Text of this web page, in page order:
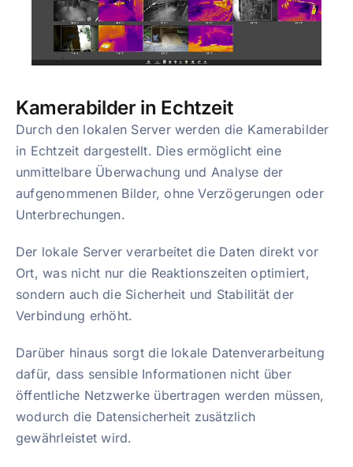
Kamerabilder in Echtzeit
Durch den lokalen Server werden die Kamerabilder
in Echtzeit dargestellt. Dies ermöglicht eine
unmittelbare Überwachung und Analyse der
aufgenommenen Bilder, ohne Verzögerungen oder
Unterbrechungen.
Der lokale Server verarbeitet die Daten direkt vor
Ort, was nicht nur die Reaktionszeiten optimiert,
sondern auch die Sicherheit und Stabilität der
Verbindung erhöht.
Darüber hinaus sorgt die lokale Datenverarbeitung
dafür, dass sensible Informationen nicht über
öffentliche Netzwerke übertragen werden müssen,
wodurch die Datensicherheit zusätzlich
gewährleistet wird.